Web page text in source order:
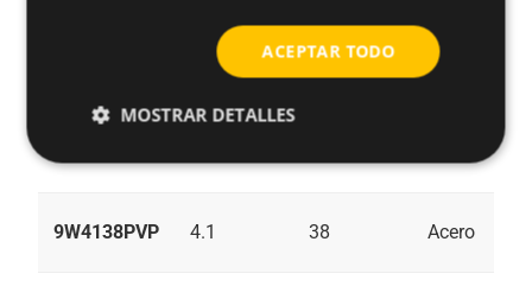
38 Acero
9W4138PVP 4.1 38 Acero
ACEPTAR TODO
MOSTRAR DETALLES